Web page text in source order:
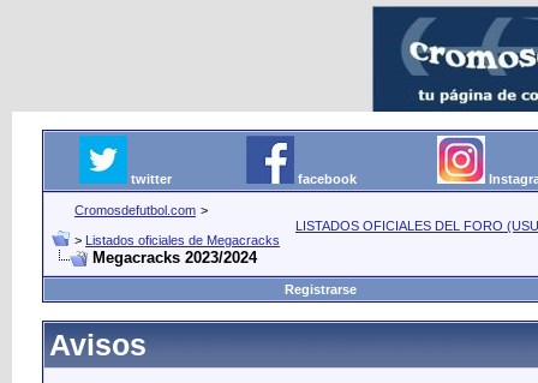
twitter facebook
Cromosdefutbol.com >
LISTADOS OFICIALES DEL FORO
> Listados oficiales de Megacracks
Megacracks 2023/2024
Registrarse
Avisos